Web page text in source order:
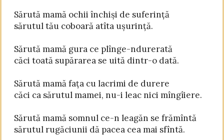
Sărută mamă ochii închiși de suferință
sărutul tău coboară atîta ușurință.
Sărută mamă gura ce plînge-ndurerată
căci toată supărarea se uită dintr-o dată.
Sărută mamă fața cu lacrimi de durere
căci ca sărutul mamei, nu-i leac nici mîngîiere.
Sărută mamă somnul ce-n leagăn se frămîntă
sărutul rugăciunii dă pacea cea mai sfîntă.